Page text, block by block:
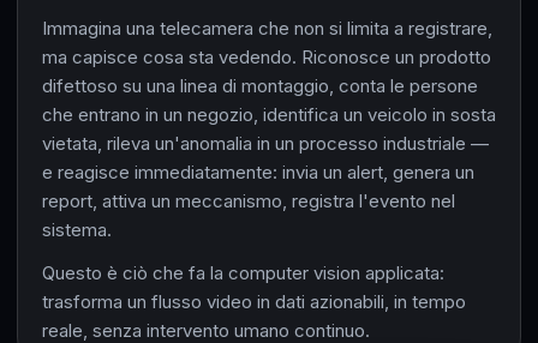
Immagina una telecamera che non si limita a registrare,
ma capisce cosa sta vedendo. Riconosce un prodotto
difettoso su una linea di montaggio, conta le persone
che entrano in un negozio, identifica un veicolo in sosta
vietata, rileva un'anomalia in un processo industriale —
e reagisce immediatamente: invia un alert, genera un
report, attiva un meccanismo, registra l'evento nel
sistema.
Questo è ciò che fa la computer vision applicata:
trasforma un flusso video in dati azionabili, in tempo
reale, senza intervento umano continuo.